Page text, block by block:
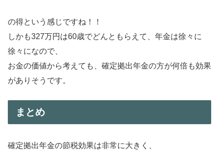
の得という感じですね！！
しかも327万円は60歳でどんともらえて、年金は徐々に
徐々になので、
お金の価値から考えても、確定拠出年金の方が何倍も効果
がありそうです。
まとめ
確定拠出年金の節税効果は非常に大きく、